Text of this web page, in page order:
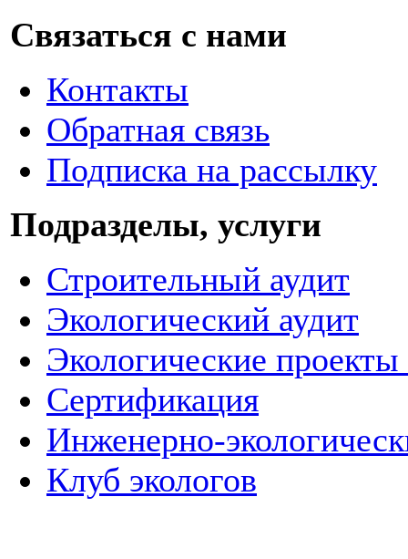
Связаться с нами
Контакты
Обратная связь
Подписка на рассылку
Подразделы, услуги
Строительный аудит
Экологический аудит
Экологические
Сертификация
Инженерно-
Клуб экологов